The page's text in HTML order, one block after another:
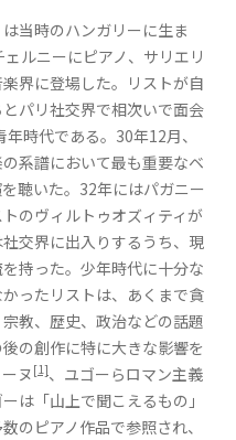
当時のハンガリーに生ま
ルニーにピアノ、サリエリ
界に登場した。リストが自
パリ社交界で相次いで面会
時代である。30年12月、
系譜において最も重要なベ
聴いた。32年にはパガニー
のヴィルトゥオズィティが
交界に出入りするうち、現
持った。少年時代に十分な
ったリストは、あくまで貪
教、歴史、政治などの話題
の創作に特に大きな影響を
ヌ [1]、ユゴーらロマン主義
は「山上で聞こえるもの」
のピアノ作品で参照され、